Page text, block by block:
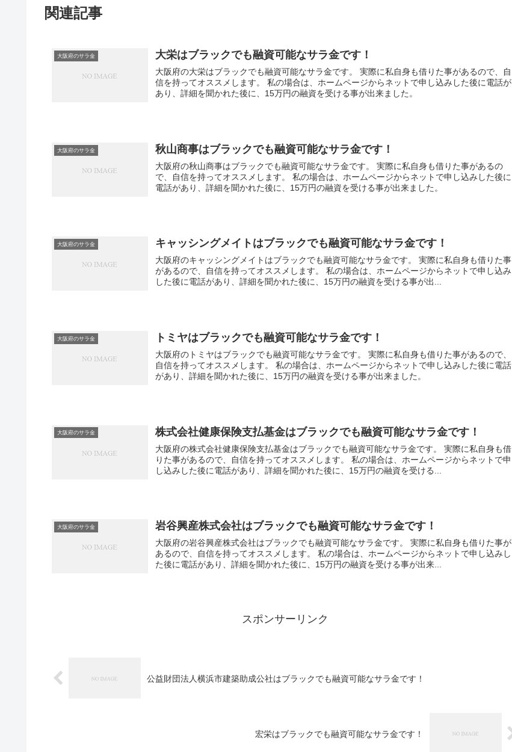
関連記事
大阪府のサラ金 大栄はブラックでも融資可能なサラ金です！
大阪府の大栄はブラックでも融資可能なサラ金です。 実際に私自身も借りた事があるので、自
信を持ってオススメします。 私の場合は、ホームページからネットで申し込みした後に電話が
あり、詳細を聞かれた後に、15万円の融資を受ける事が出来ました。
大阪府のサラ金 秋山商事はブラックでも融資可能なサラ金です！
大阪府の秋山商事はブラックでも融資可能なサラ金です。 実際に私自身も借りた事があるの
で、自信を持ってオススメします。 私の場合は、ホームページからネットで申し込みした後に
電話があり、詳細を聞かれた後に、15万円の融資を受ける事が出来ました。
大阪府のサラ金 キャッシングメイトはブラックでも融資可能なサラ金です！
大阪府のキャッシングメイトはブラックでも融資可能なサラ金です。 実際に私自身も借りた事
があるので、自信を持ってオススメします。 私の場合は、ホームページからネットで申し込み
した後に電話があり、詳細を聞かれた後に、15万円の融資を受ける事が出...
大阪府のサラ金 トミヤはブラックでも融資可能なサラ金です！
大阪府のトミヤはブラックでも融資可能なサラ金です。 実際に私自身も借りた事があるので、
自信を持ってオススメします。 私の場合は、ホームページからネットで申し込みした後に電話
があり、詳細を聞かれた後に、15万円の融資を受ける事が出来ました。
大阪府のサラ金 株式会社健康保険支払基金はブラックでも融資可能なサラ金です！
大阪府の株式会社健康保険支払基金はブラックでも融資可能なサラ金です。 実際に私自身も借
りた事があるので、自信を持ってオススメします。 私の場合は、ホームページからネットで申
し込みした後に電話があり、詳細を聞かれた後に、15万円の融資を受ける...
大阪府のサラ金 岩谷興産株式会社はブラックでも融資可能なサラ金です！
大阪府の岩谷興産株式会社はブラックでも融資可能なサラ金です。 実際に私自身も借りた事が
あるので、自信を持ってオススメします。 私の場合は、ホームページからネットで申し込みし
た後に電話があり、詳細を聞かれた後に、15万円の融資を受ける事が出来...
スポンサーリンク
公益財団法人横浜市建築助成公社はブラックでも融資可能なサラ金です！
宏栄はブラックでも融資可能なサラ金です！